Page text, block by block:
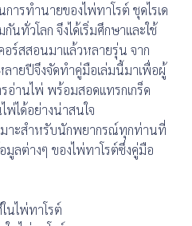
ารทำนายของไพ่ทาโรต์ ชุดไรเด
นทั่วโลก จึงได้เริ่มศึกษาและใช้
ร์สสอนมาแล้วหลายรุ่น จาก
ายปีจึงจัดทำคู่มือเล่มนี้มาเพื่อผู้
อ่านไพ่ พร้อมสอดแทรกเกร็ด
พ่ได้อย่างน่าสนใจ
มาะสำหรับนักพยากรณ์ทุกท่านที่
มูลต่างๆ ของไพ่ทาโรต์ซึ่งคู่มือ
นไพ่ทาโรต์